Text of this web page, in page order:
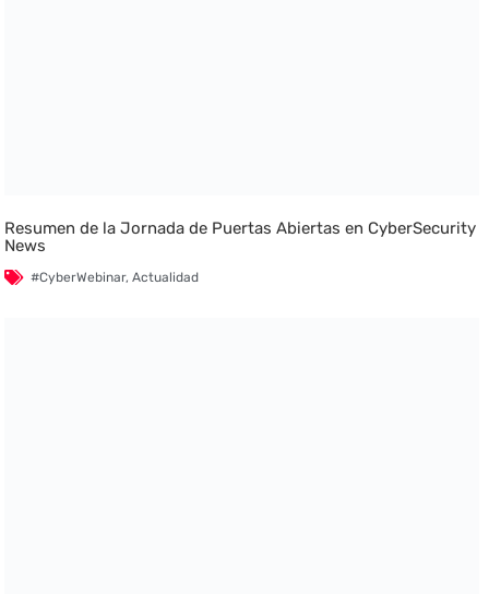
Resumen de la Jornada de Puertas Abiertas en CyberSecurity
News
#CyberWebinar,Actualidad